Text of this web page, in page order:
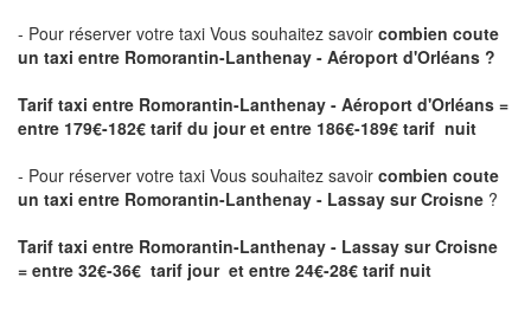
- Pour réserver votre taxi Vous souhaitez savoir combien coute
un taxi entre Romorantin-Lanthenay - Aéroport d'Orléans ?
Tarif taxi entre Romorantin-Lanthenay - Aéroport d'Orléans =
entre 179€-182€ tarif du jour et entre 186€-189€ tarif nuit
- Pour réserver votre taxi Vous souhaitez savoir combien coute
un taxi entre Romorantin-Lanthenay - Lassay sur Croisne ?
Tarif taxi entre Romorantin-Lanthenay - Lassay sur Croisne
= entre 32€-36€ tarif jour et entre 24€-28€ tarif nuit